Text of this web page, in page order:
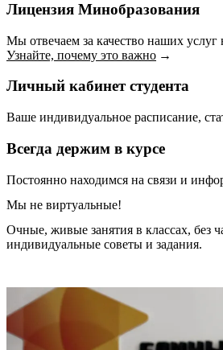
Лицензия Минобразования
Мы отвечаем за качество наших
Узнайте, почему это важно
Личный кабинет студента
Ваше индивидуальное расписание,
Всегда держим в курсе
Постоянно находимся на связи и
Мы не виртуальные!
Очные, живые занятия в классах, без
индивидуальные советы и задания.